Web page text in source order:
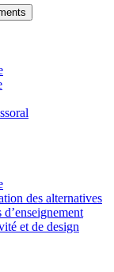
des alternatives
et de design